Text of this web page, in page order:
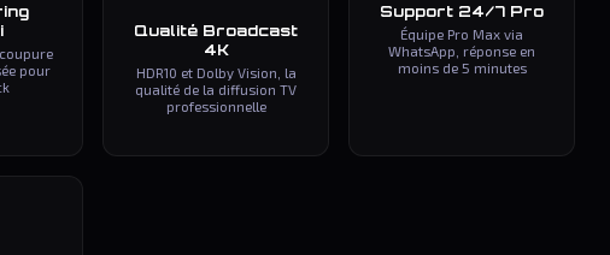
pour
Qualité Broadcast
4K
HDR10 et Dolby Vision, la
qualité de la diffusion TV
professionnelle
Support 24/7 Pro
Équipe Pro Max via
WhatsApp, réponse en
moins de 5 minutes